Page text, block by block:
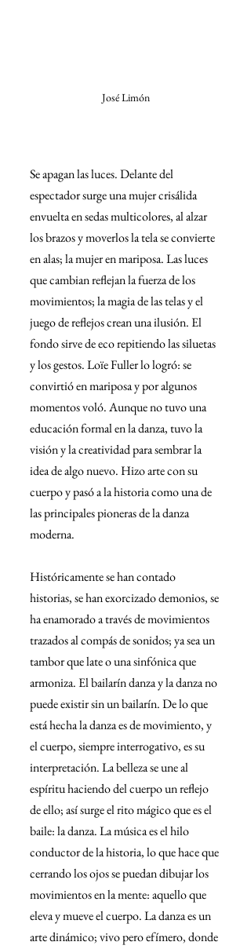
José Limón
Se apagan las luces. Delante del
espectador surge una mujer crisálida
envuelta en sedas multicolores, al alzar
los brazos y moverlos la tela se convierte
en alas; la mujer en mariposa. Las luces
que cambian reflejan la fuerza de los
movimientos; la magia de las telas y el
juego de reflejos crean una ilusión. El
fondo sirve de eco repitiendo las siluetas
y los gestos. Loïe Fuller lo logró: se
convirtió en mariposa y por algunos
momentos voló. Aunque no tuvo una
educación formal en la danza, tuvo la
visión y la creatividad para sembrar la
idea de algo nuevo. Hizo arte con su
cuerpo y pasó a la historia como una de
las principales pioneras de la danza
moderna.
Históricamente se han contado
historias, se han exorcizado demonios, se
ha enamorado a través de movimientos
trazados al compás de sonidos; ya sea un
tambor que late o una sinfónica que
armoniza. El bailarín danza y la danza no
puede existir sin un bailarín. De lo que
está hecha la danza es de movimiento, y
el cuerpo, siempre interrogativo, es su
interpretación. La belleza se une al
espíritu haciendo del cuerpo un reflejo
de ello; así surge el rito mágico que es el
baile: la danza. La música es el hilo
conductor de la historia, lo que hace que
cerrando los ojos se puedan dibujar los
movimientos en la mente: aquello que
eleva y mueve el cuerpo. La danza es un
arte dinámico; vivo pero efímero, donde